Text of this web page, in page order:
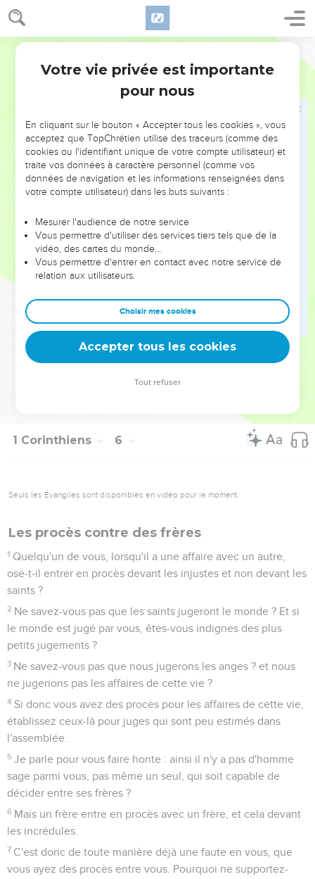
1 Corinthiens 5
destruction de la chair, afin que l'esprit soit sauvé dans la
journée du Seigneur Jésus.
Votre vanterie n'est pas bonne ; ne savez-vous pas qu'un
Otez le vieux levain, afin que vous soyez une nouvelle
pâte, comme vous êtes sans levain. Car aussi notre pâque,
c'est pourquoi célébrons la fête, non avec du vieux levain,
ni avec un levain de malice et de méchanceté, mais avec
des pains sans levain de sincérité et de vérité.
Je vous ai écrit dans la lettre, de ne pas avoir de commerce
pas absolument avec les fornicateurs de ce monde, ou les
avares et les ravisseurs, ou les idolâtres, puisqu'ainsi il
faudrait que vous sortissiez du monde ;
11
frère est fornicateur, ou avare, ou idolâtre, ou outrageux, ou
ivrogne, ou ravisseur, vous n'ayez pas de commerce avec lui,
que nous ne mangiez pas même avec un tel homme.
Car qu'ai-je affaire de juger ceux de dehors aussi ? Vous,
1 Corinthiens 6
Seuls les Évangiles sont disponibles en vidéo pour le moment.
Les procès contre des frères
1 Quelqu'un de vous, lorsqu'il a une affaire avec un autre,
ose-t-il entrer en procès devant les injustes et non devant les
saints ?
2 Ne savez-vous pas que les saints jugeront le monde ? Et si
le monde est jugé par vous, êtes-vous indignes des plus
petits jugements ?
3 Ne savez-vous pas que nous jugerons les anges ? et nous
ne jugerions pas les affaires de cette vie ?
4 Si donc vous avez des procès pour les affaires de cette vie,
établissez ceux-là pour juges qui sont peu estimés dans
l'assemblée.
5 Je parle pour vous faire honte : ainsi il n'y a pas d'homme
sage parmi vous, pas même un seul, qui soit capable de
décider entre ses frères ?
6 Mais un frère entre en procès avec un frère, et cela devant
les incrédules.
7 C'est donc de toute manière déjà une faute en vous, que
vous ayez des procès entre vous. Pourquoi ne supportez-
Votre vie privée est importante
pour nous
En cliquant sur le bouton « Accepter tous les cookies », vous
acceptez que TopChrétien utilise des traceurs (comme des
cookies ou l'identifiant unique de votre compte utilisateur) et
traite vos données à caractère personnel (comme vos
données de navigation et les informations renseignées dans
votre compte utilisateur) dans les buts suivants :
Mesurer l'audience de notre service
Vous permettre d'utiliser des services tiers tels que de la
vidéo, des cartes du monde…
Vous permettre d'entrer en contact avec notre service de
relation aux utilisateurs.
Choisir mes cookies
Accepter tous les cookies
Tout refuser